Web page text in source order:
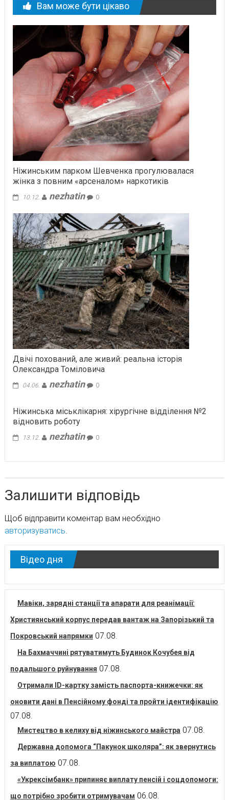
Вам може бути цікаво
Ніжинським парком Шевченка прогулювалася
жінка з повним «арсеналом» наркотиків
10.12. nezhatin 0
Двічі похований, але живий: реальна історія
Олександра Томіловича
04.06. nezhatin 0
Ніжинська міськлікарня: хірургічне відділення №2
відновить роботу
13.12. nezhatin 0
Залишити відповідь
Щоб відправити коментар вам необхідно
авторизуватись.
Відео дня
Мавіки, зарядні станції та апарати для реанімації:
Християнський корпус передав вантаж на Запорізький та
Покровський напрямки 07.08.
На Бахмаччині рятуватимуть Будинок Кочубея від
подальшого руйнування 07.08.
Отримали ID-картку замість паспорта-книжечки: як
оновити дані в Пенсійному фонді та пройти ідентифікацію
07.08.
Мистецтво в келиху від ніжинського майстра 07.08.
Державна допомога “Пакунок школяра”: як звернутись
за виплатою 07.08.
«Укрексімбанк» припиняє виплату пенсій і соцдопомоги:
що потрібно зробити отримувачам 06.08.